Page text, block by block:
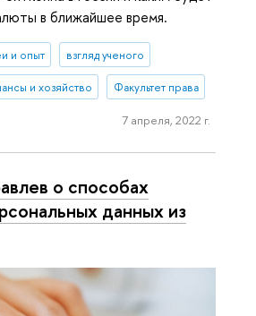
в ближайшее время.
и опыт взгляд ученого
и хозяйство Факультет права
7 апреля, 2022 г.
о способах
данных из